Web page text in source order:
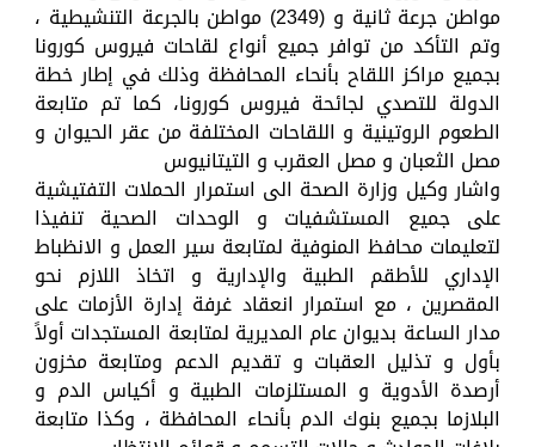
مواطن جرعة ثانية و (2349) مواطن بالجرعة التنشيطية ،
وتم التأكد من توافر جميع أنواع لقاحات فيروس كورونا
بجميع مراكز اللقاح بأنحاء المحافظة وذلك في إطار خطة
الدولة للتصدي لجائحة فيروس كورونا، كما تم متابعة
الطعوم الروتينية و اللقاحات المختلفة من عقر الحيوان و
مصل الثعبان و مصل العقرب و التيتانيوس
واشار وكيل وزارة الصحة الى استمرار الحملات التفتيشية
على جميع المستشفيات و الوحدات الصحية تنفيذا
لتعليمات محافظ المنوفية لمتابعة سير العمل و الانظباط
الإداري للأطقم الطبية والإدارية و اتخاذ اللازم نحو
المقصرين ، مع استمرار انعقاد غرفة إدارة الأزمات على
مدار الساعة بديوان عام المديرية لمتابعة المستجدات أولاً
بأول و تذليل العقبات و تقديم الدعم ومتابعة مخزون
أرصدة الأدوية و المستلزمات الطبية و أكياس الدم و
البلازما بجميع بنوك الدم بأنحاء المحافظة ، وكذا متابعة